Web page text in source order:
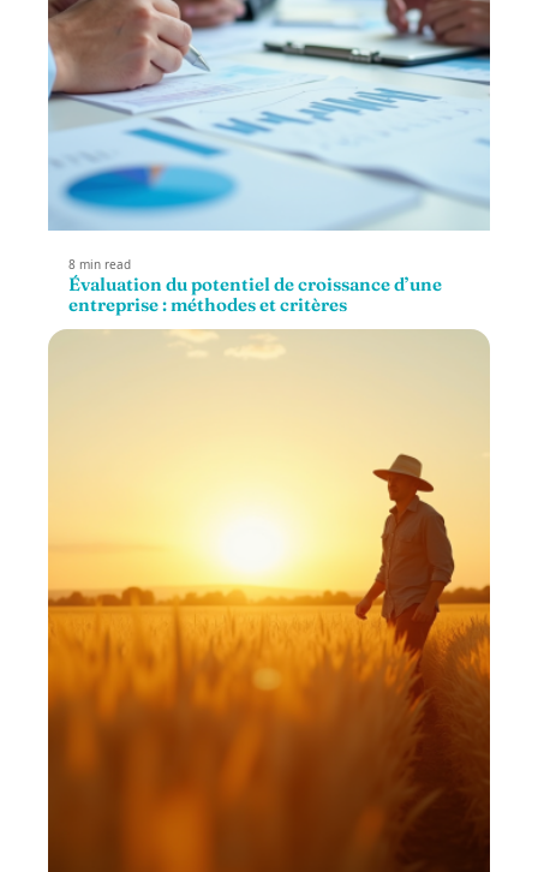
8 min read
Évaluation du potentiel de croissance d’une
entreprise : méthodes et critères